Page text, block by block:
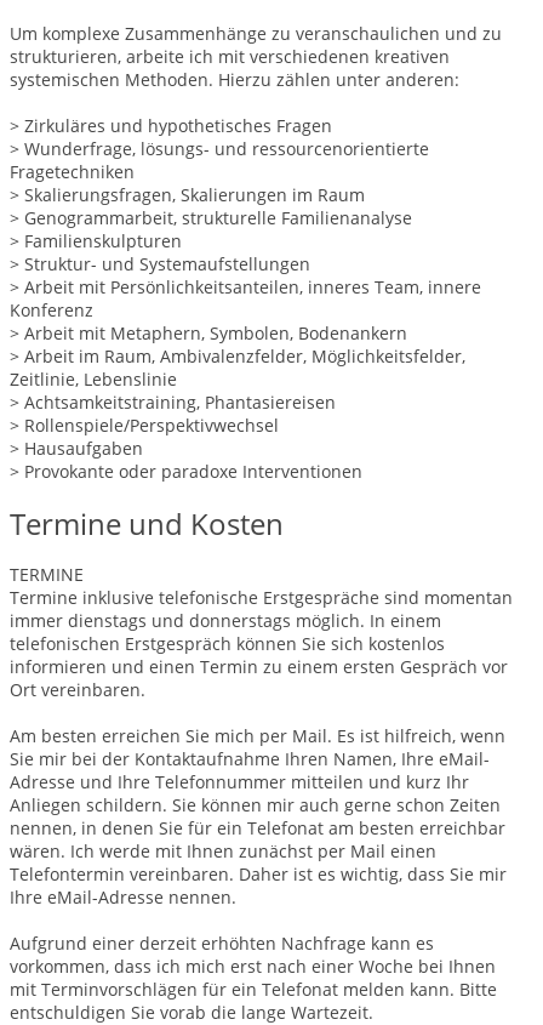
Um komplexe Zusammenhänge zu veranschaulichen und zu
strukturieren, arbeite ich mit verschiedenen kreativen
systemischen Methoden. Hierzu zählen unter anderen:
> Zirkuläres und hypothetisches Fragen
> Wunderfrage, lösungs- und ressourcenorientierte
Fragetechniken
> Skalierungsfragen, Skalierungen im Raum
> Genogrammarbeit, strukturelle Familienanalyse
> Familienskulpturen
> Struktur- und Systemaufstellungen
> Arbeit mit Persönlichkeitsanteilen, inneres Team, innere
Konferenz
> Arbeit mit Metaphern, Symbolen, Bodenankern
> Arbeit im Raum, Ambivalenzfelder, Möglichkeitsfelder,
Zeitlinie, Lebenslinie
> Achtsamkeitstraining, Phantasiereisen
> Rollenspiele/Perspektivwechsel
> Hausaufgaben
> Provokante oder paradoxe Interventionen
Termine und Kosten
TERMINE
Termine inklusive telefonische Erstgespräche sind momentan
immer dienstags und donnerstags möglich. In einem
telefonischen Erstgespräch können Sie sich kostenlos
informieren und einen Termin zu einem ersten Gespräch vor
Ort vereinbaren.
Am besten erreichen Sie mich per Mail. Es ist hilfreich, wenn
Sie mir bei der Kontaktaufnahme Ihren Namen, Ihre eMail-
Adresse und Ihre Telefonnummer mitteilen und kurz Ihr
Anliegen schildern. Sie können mir auch gerne schon Zeiten
nennen, in denen Sie für ein Telefonat am besten erreichbar
wären. Ich werde mit Ihnen zunächst per Mail einen
Telefontermin vereinbaren. Daher ist es wichtig, dass Sie mir
Ihre eMail-Adresse nennen.
Aufgrund einer derzeit erhöhten Nachfrage kann es
vorkommen, dass ich mich erst nach einer Woche bei Ihnen
mit Terminvorschlägen für ein Telefonat melden kann. Bitte
entschuldigen Sie vorab die lange Wartezeit.